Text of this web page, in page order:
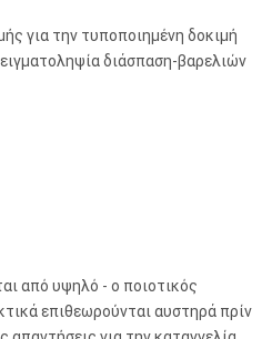
για την τυποποιημένη δοκιμή
διάσπαση-βαρελιών
από υψηλό - ο ποιοτικός
επιθεωρούνται αυστηρά πρίν